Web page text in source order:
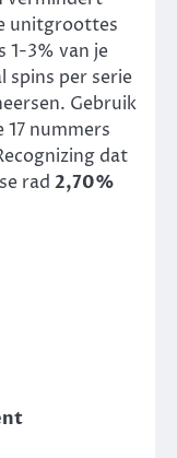
unitgroottes
1-3% van je
spins per serie
Gebruik
nummers
dat
rad 2,70%